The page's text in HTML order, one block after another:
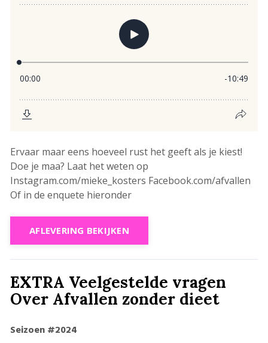
Ervaar maar eens hoeveel rust het geeft als je kiest!
Doe je maa? Laat het weten op
Instagram.com/mieke_kosters Facebook.com/afvallen
Of in de enquete hieronder
AFLEVERING BEKIJKEN
EXTRA Veelgestelde vragen
Over Afvallen zonder dieet
Seizoen #2024